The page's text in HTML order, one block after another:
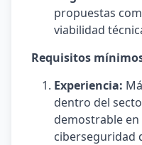
propuestas
viabilidad
Requisitos
Experiencia:
dentro del
demostrable
ciberseguridad